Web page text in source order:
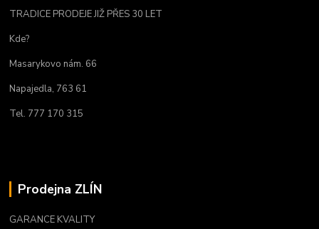
TRADICE PRODEJE JIŽ PŘES 30 LET
Kde?
Masarykovo nám. 66
Napajedla, 763 61
Tel. 777 170 315
Prodejna ZLÍN
GARANCE KVALITY